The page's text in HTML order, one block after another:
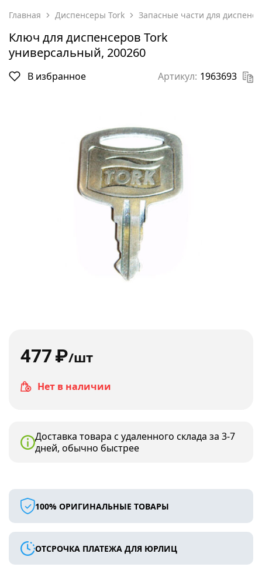
Главная Диспенсеры Tork Запасные части для
Ключ для диспенсеров Tork
универсальный, 200260
В избранное Артикул: 1963693
477₽/шт
Нет в наличии
Доставка товара с удаленного склада за 3-7
дней, обычно быстрее
100% ОРИГИНАЛЬНЫЕ ТОВАРЫ
ОТСРОЧКА ПЛАТЕЖА ДЛЯ ЮРЛИЦ